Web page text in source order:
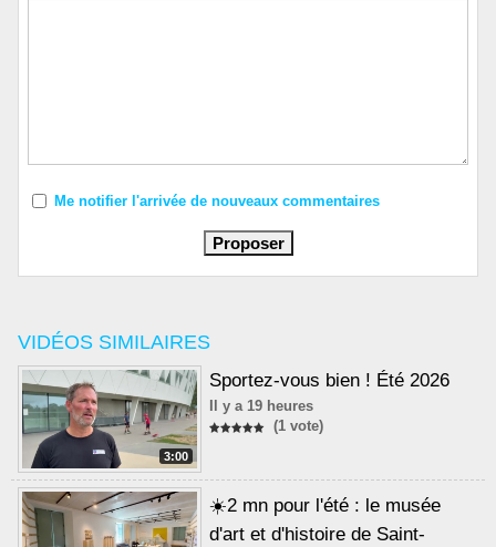
VIDÉOS SIMILAIRES
3:00
Sportez-vous bien ! Été 2026
Il y a 19 heures
(1 vote)
☀️2 mn pour l'été : le musée
d'art et d'histoire de Saint-
Me notifier l'arrivée de nouveaux commentaires